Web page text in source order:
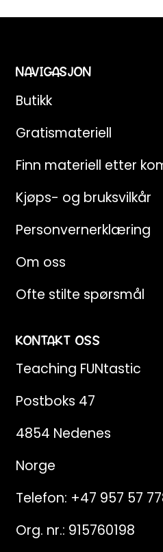
NAVIGASJON
Butikk
Gratismateriell
Finn materiell etter
Kjøps- og bruksvilkår
Personvernerklæring
Om oss
Ofte stilte spørsmål
KONTAKT OSS
Teaching FUNtastic
Postboks 47
4854 Nedenes
Norge
Telefon: +47 957 57
Org. nr.: 915760198